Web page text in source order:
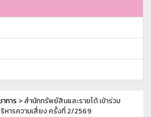
าการ > สำนักทรัพย์สินและรายได้ เข้าร่วม
หารความเสี่ยง ครั้งที่ 2/2569